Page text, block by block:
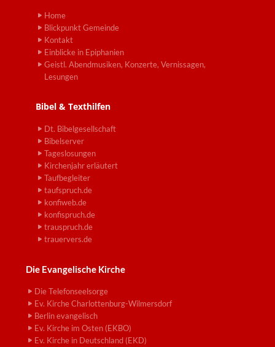
Home
Blickpunkt Gemeinde
Kontakt
Einblicke in Epiphanien
Geistl. Abendmusiken, Konzerte, Vernissagen,
Lesungen
Bibel & Texthilfen
Dt. Bibelgesellschaft
Bibelserver
Tageslosungen
Kirchenjahr erläutert
Taufbegleiter
taufspruch.de
konfiweb.de
konfispruch.de
trauspruch.de
trauervers.de
Die Evangelische Kirche
Die Telefonseelsorge
Ev. Kirche Charlottenburg-Wilmersdorf
Berlin evangelisch
Ev. Kirche im Osten (EKBO)
Ev. Kirche in Deutschland (EKD)